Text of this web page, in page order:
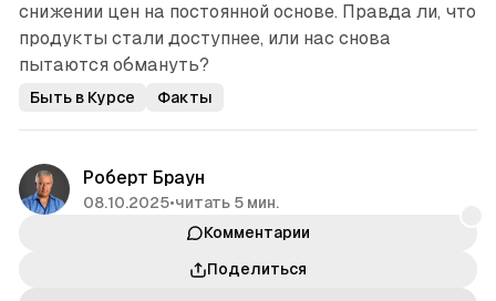
снижении цен на постоянной основе. Правда ли, что
продукты стали доступнее, или нас снова
пытаются обмануть?
Быть в Курсе Факты
Роберт Браун
08.10.2025•читать 5 мин.
Комментарии
Поделиться